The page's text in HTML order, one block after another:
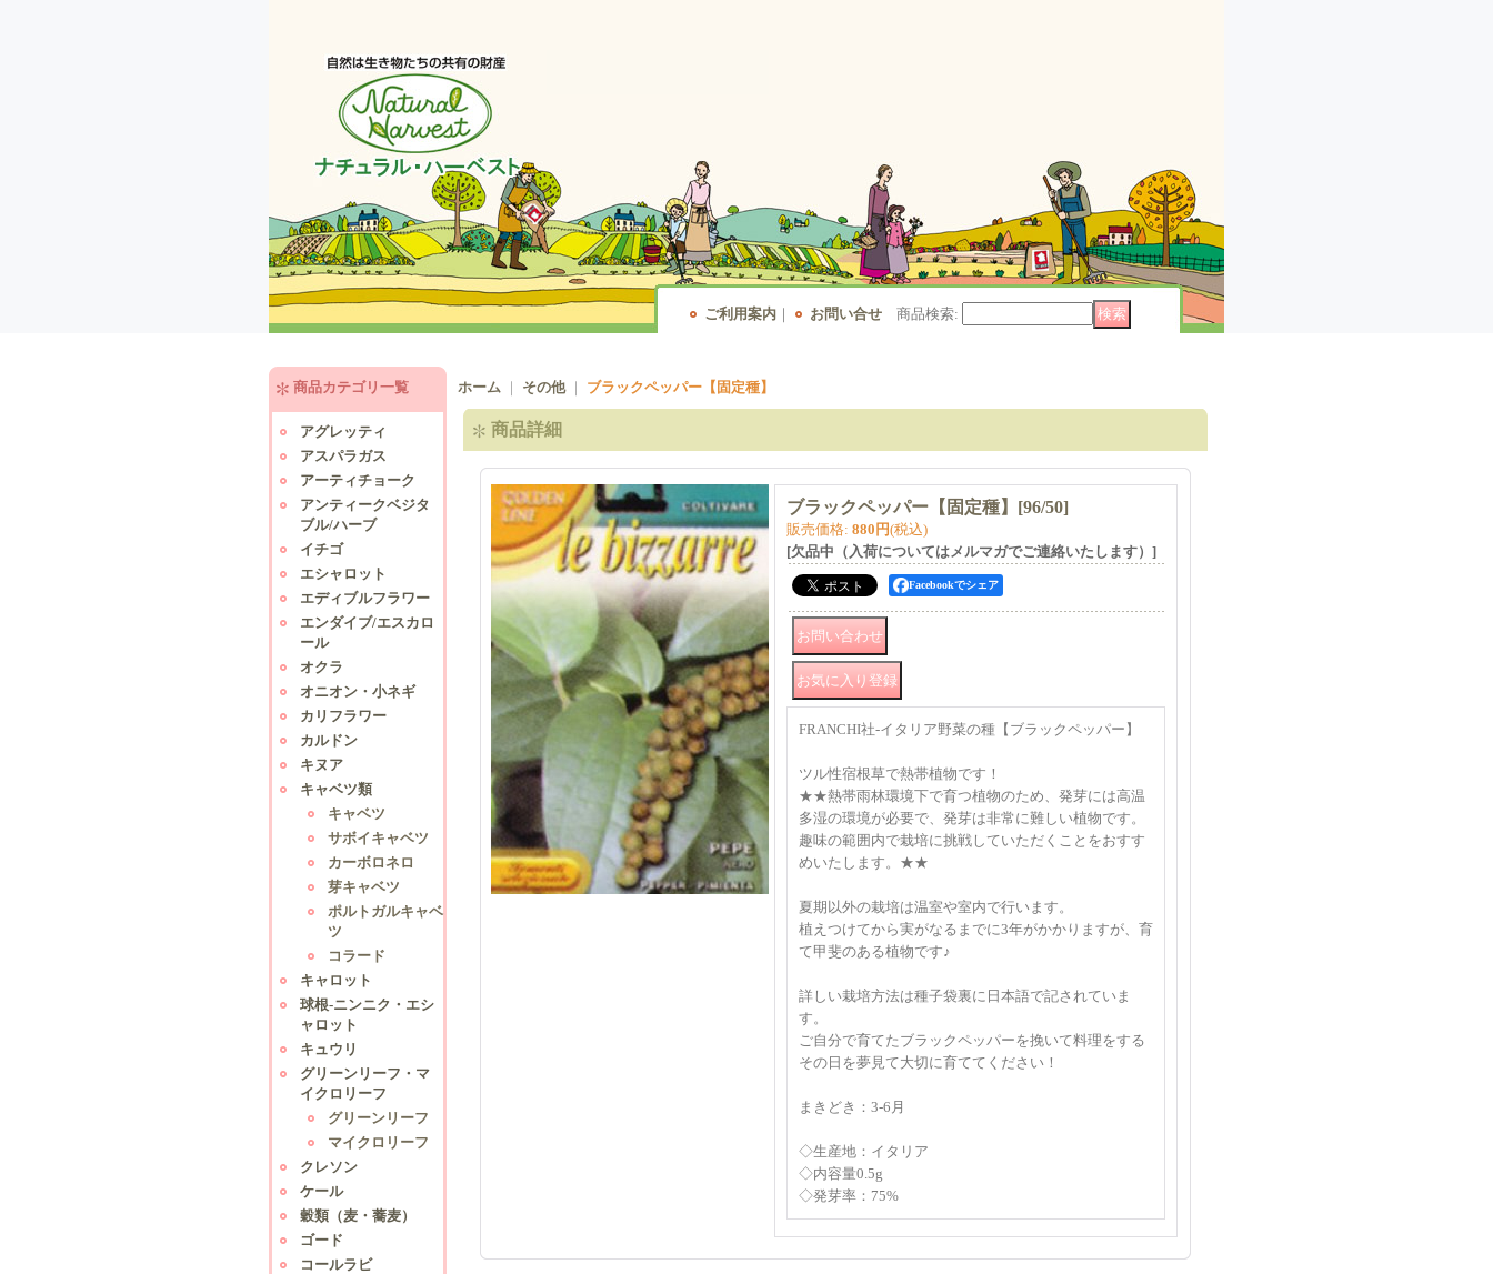
ご利用案内 ｜ お問い合せ 商品検索:
商品カテゴリ一覧
アグレッティ
アスパラガス
アーティチョーク
アンティークベジタ
ブル/ハーブ
イチゴ
エシャロット
エディブルフラワー
エンダイブ/エスカロ
ール
オクラ
オニオン・小ネギ
カリフラワー
カルドン
キヌア
キャベツ類
キャベツ
サボイキャベツ
カーボロネロ
芽キャベツ
ポルトガルキャベ
ツ
コラード
キャロット
球根-ニンニク・エシ
ャロット
キュウリ
グリーンリーフ・マ
イクロリーフ
グリーンリーフ
マイクロリーフ
クレソン
ケール
穀類（麦・蕎麦）
ゴード
コールラビ
ホーム その他｜ ブラックペッパー【固定種】
商品詳細
ブラックペッパー【固定種】 [96/50]
販売価格: 880円(税込)
[欠品中（入荷についてはメルマガでご連絡いたします）]
Facebookでシェア
FRANCHI社-イタリア野菜の種【ブラックペッパー】
ツル性宿根草で熱帯植物です！
★★熱帯雨林環境下で育つ植物のため、発芽には高温
多湿の環境が必要で、発芽は非常に難しい植物です。
趣味の範囲内で栽培に挑戦していただくことをおすす
めいたします。★★
夏期以外の栽培は温室や室内で行います。
植えつけてから実がなるまでに3年がかかりますが、育
て甲斐のある植物です♪
詳しい栽培方法は種子袋裏に日本語で記されていま
す。
ご自分で育てたブラックペッパーを挽いて料理をする
その日を夢見て大切に育ててください！
まきどき：3-6月
◇生産地：イタリア
◇内容量0.5g
◇発芽率：75%